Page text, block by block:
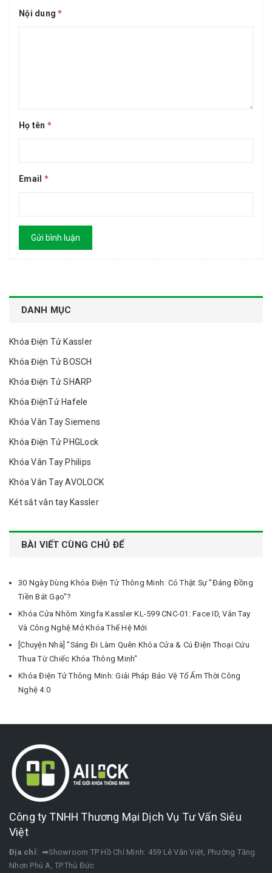
Nội dung*
Họ tên *
Email *
Gửi bình luận
DANH MỤC
Khóa Điện Tử Kassler
Khóa Điện Tử BOSCH
Khóa Điện Tử SHARP
Khóa ĐiệnTử Hafele
Khóa Vân Tay Siemens
Khóa Điện Tử PHGLock
Khóa Vân Tay Philips
Khóa Vân Tay AVOLOCK
Két sắt vân tay Kassler
BÀI VIẾT CÙNG CHỦ ĐỂ
30 Ngày Dùng Khóa Điện Tử Thông Minh: Có Thật Sự "Đáng Đồng
Tiền Bát Gạo"?
Khóa Cửa Nhôm Xingfa Kassler KL-599 CNC-01: Face ID, Vân Tay
Và Công Nghệ Mở Khóa Thế Hệ Mới
[Chuyện Nhà] "Sáng Đi Làm Quên Khóa Cửa & Cú Điện Thoại Cứu
Thua Từ Chiếc Khóa Thông Minh"
Khóa Điện Tử Thông Minh: Giải Pháp Bảo Vệ Tổ Ấm Thời Công
Nghệ 4.0
Công ty TNHH Thương Mại Dịch Vụ Tư Vấn Siêu
Việt
Địa chỉ: ➡Showroom TP Hồ Chí Minh: 459 Lê Văn Việt, Phường Tăng
Nhơn Phú A, TP.Thủ Đức